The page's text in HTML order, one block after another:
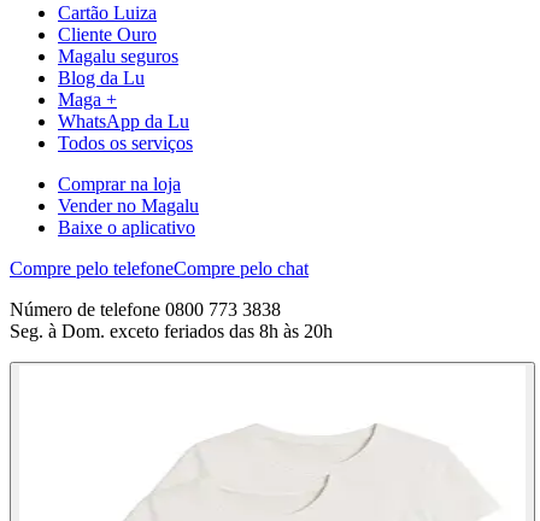
Cartão Luiza
Cliente Ouro
Magalu seguros
Blog da Lu
Maga +
WhatsApp da Lu
Todos os serviços
Comprar na loja
Vender no Magalu
Baixe o aplicativo
Compre pelo telefoneCompre pelo chat
Número de telefone 0800 773 3838
Seg. à Dom. exceto feriados das 8h às 20h